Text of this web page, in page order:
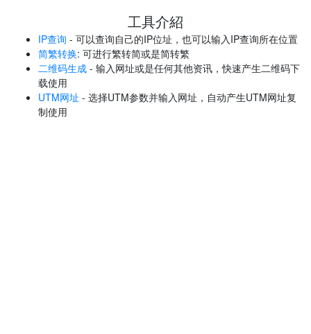
工具介紹
IP查询 - 可以查询自己的IP位址，也可以输入IP查询所在位置
简繁转换: 可进行繁转简或是简转繁
二维码生成 - 输入网址或是任何其他资讯，快速产生二维码下
载使用
UTM网址 - 选择UTM参数并输入网址，自动产生UTM网址复
制使用